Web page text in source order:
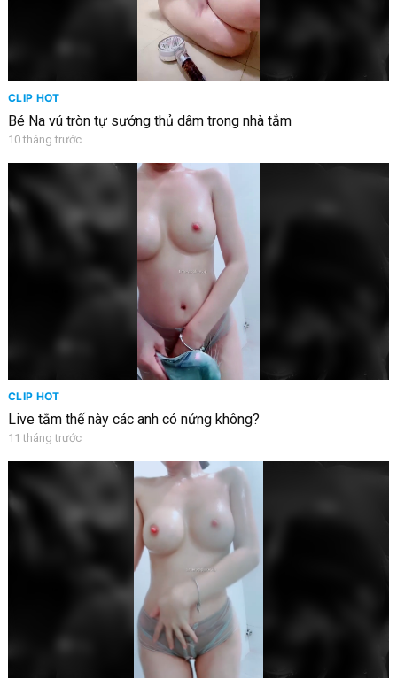
CLIP HOT
Bé Na vú tròn tự sướng thủ dâm trong nhà tắm
10 tháng trước
CLIP HOT
Live tắm thế này các anh có nứng không?
11 tháng trước